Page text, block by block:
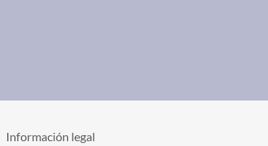
Información legal